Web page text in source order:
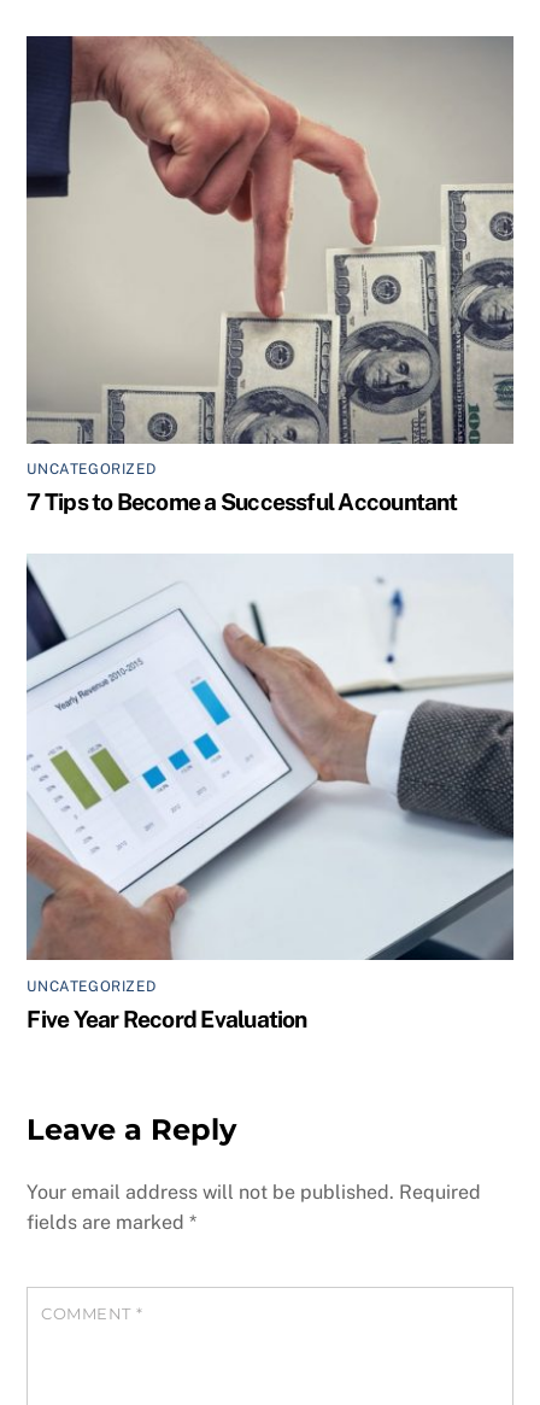
UNCATEGORIZED
7 Tips to Become a Successful Accountant
UNCATEGORIZED
Five Year Record Evaluation
Leave a Reply
Your email address will not be published. Required
fields are marked*
COMMENT *